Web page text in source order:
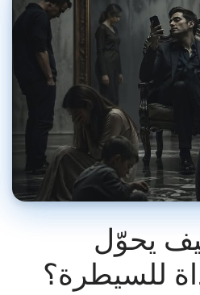
يحوّل
للسيطرة؟